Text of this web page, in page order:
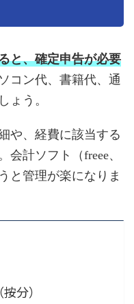
と、確定申告が必要
コン代、書籍代、通
ょう。
や、経費に該当する
計ソフト（freee、
と管理が楽になりま
分）